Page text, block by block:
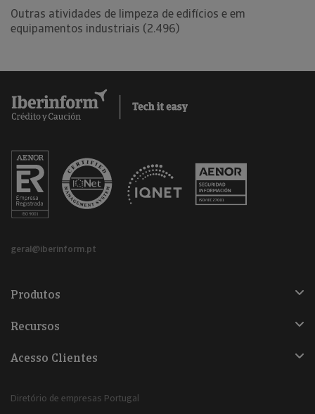
Outras atividades de limpeza de edifícios e em
equipamentos industriais (2.496)
geral@iberinform.pt
Produtos
Recursos
Acesso Clientes
Diretório de empresas Portugal